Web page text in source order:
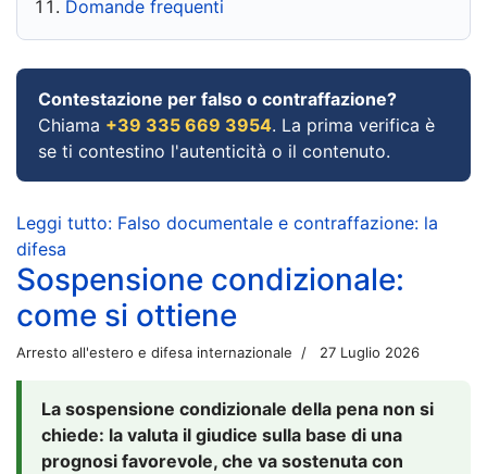
Domande frequenti
Contestazione per falso o contraffazione?
Chiama +39 335 669 3954. La prima verifica è
se ti contestino l'autenticità o il contenuto.
Leggi tutto: Falso documentale e contraffazione: la
difesa
Sospensione condizionale:
come si ottiene
Arresto all'estero e difesa internazionale 27 Luglio 2026
La sospensione condizionale della pena non si
chiede: la valuta il giudice sulla base di una
prognosi favorevole, che va sostenuta con